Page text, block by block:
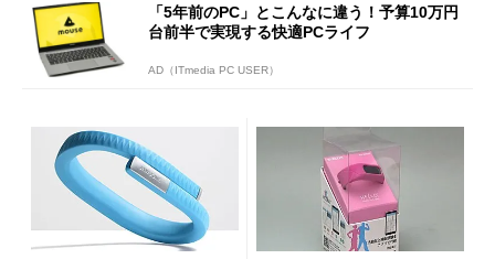
「5年前のPC」とこんなに違う！予算10万円
台前半で実現する快適PCライフ
AD（ITmedia PC USER）